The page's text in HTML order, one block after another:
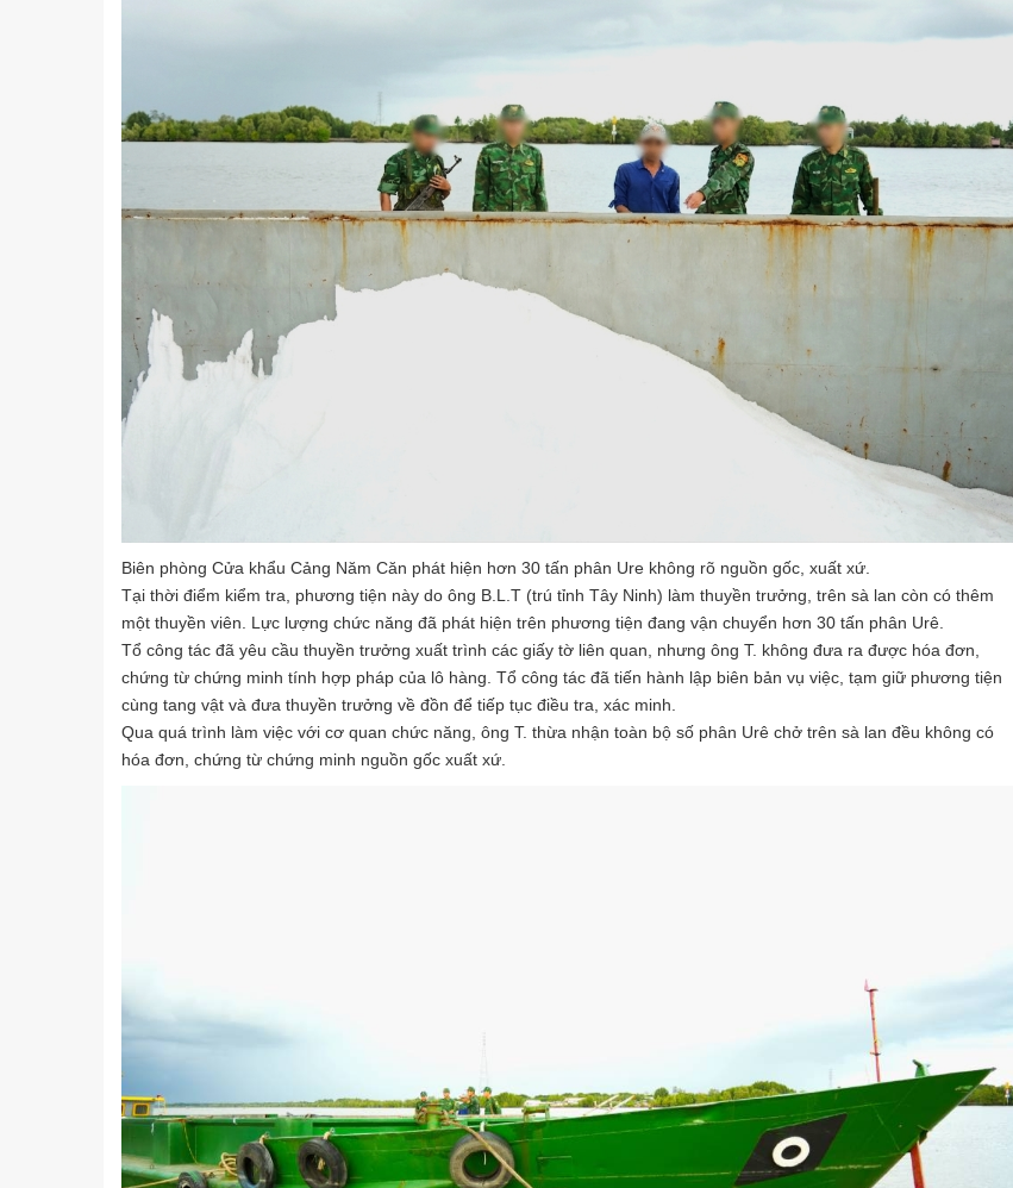
Biên phòng Cửa khẩu Cảng Năm Căn phát hiện hơn 30 tấn phân Ure không rõ nguồn gốc, xuất xứ.
Tại thời điểm kiểm tra, phương tiện này do ông B.L.T (trú tỉnh Tây Ninh) làm thuyền trưởng, trên sà lan còn có thêm
một thuyền viên. Lực lượng chức năng đã phát hiện trên phương tiện đang vận chuyển hơn 30 tấn phân Urê.
Tổ công tác đã yêu cầu thuyền trưởng xuất trình các giấy tờ liên quan, nhưng ông T. không đưa ra được hóa đơn,
chứng từ chứng minh tính hợp pháp của lô hàng. Tổ công tác đã tiến hành lập biên bản vụ việc, tạm giữ phương tiện
cùng tang vật và đưa thuyền trưởng về đồn để tiếp tục điều tra, xác minh.
Qua quá trình làm việc với cơ quan chức năng, ông T. thừa nhận toàn bộ số phân Urê chở trên sà lan đều không có
hóa đơn, chứng từ chứng minh nguồn gốc xuất xứ.